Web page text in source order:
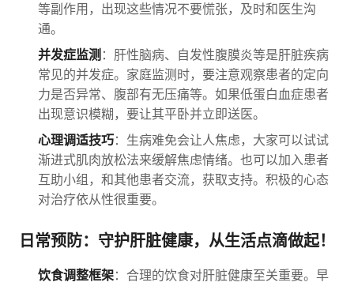
等副作用，出现这些情况不要慌张，及时和医生沟
通。
并发症监测 ：肝性脑病、自发性腹膜炎等是肝脏疾病
常见的并发症。家庭监测时，要注意观察患者的定向
力是否异常、腹部有无压痛等。如果低蛋白血症患者
出现意识模糊，要让其平卧并立即送医。
心理调适技巧：生病难免会让人焦虑，大家可以试试
渐进式肌肉放松法来缓解焦虑情绪。也可以加入患者
互助小组，和其他患者交流，获取支持。积极的心态
对治疗依从性很重要。
日常预防：守护肝脏健康，从生活点滴做起！
饮食调整框架：合理的饮食对肝脏健康至关重要。早